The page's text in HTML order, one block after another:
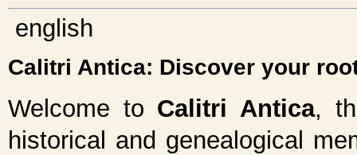
english
Calitri Antica: Discover your
Welcome to Calitri Antica,
historical and genealogical